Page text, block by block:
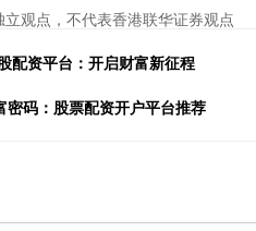
观点，不代表香港联华证券观点
配资平台：开启财富新征程
密码：股票配资开户平台推荐